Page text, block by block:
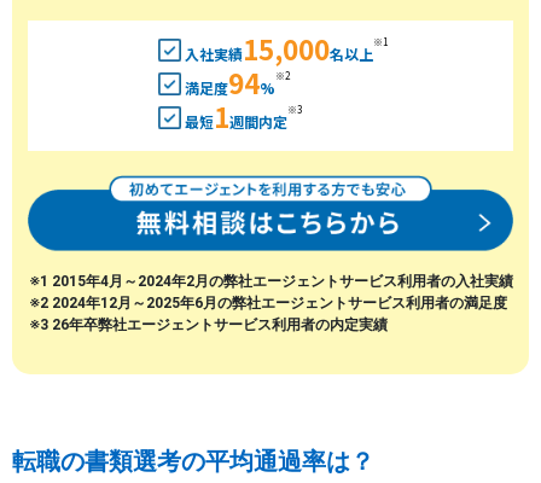
入社実績15,000名以上
※1
満足度94%
※2
最短1週間内定
※3
※1 2015年4月～2024年2月の弊社エージェントサービス利用者の入社実績
※2 2024年12月～2025年6月の弊社エージェントサービス利用者の満足度
※3 26年卒弊社エージェントサービス利用者の内定実績
転職の書類選考の平均通過率は？